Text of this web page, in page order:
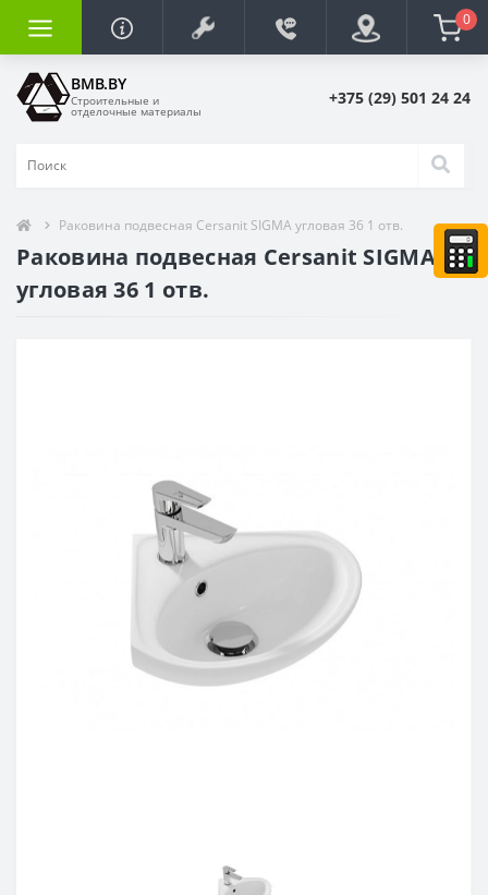
0
BMB.BY
Строительные и
отделочные материалы
+375 (29) 501 24 24
Раковина подвесная Cersanit SIGMA угловая 36 1 отв.
Раковина подвесная Cersanit SIGMA
угловая 36 1 отв.